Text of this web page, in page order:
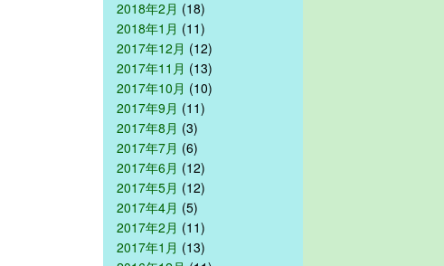
2018年2月 (18)
2018年1月 (11)
2017年12月 (12)
2017年11月 (13)
2017年10月 (10)
2017年9月 (11)
2017年8月 (3)
2017年7月 (6)
2017年6月 (12)
2017年5月 (12)
2017年4月 (5)
2017年2月 (11)
2017年1月 (13)